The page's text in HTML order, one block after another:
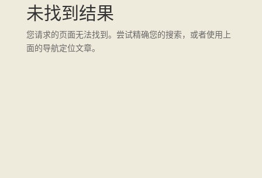
未找到结果
您请求的页面无法找到。尝试精确您的搜索，或者使用上
面的导航定位文章。